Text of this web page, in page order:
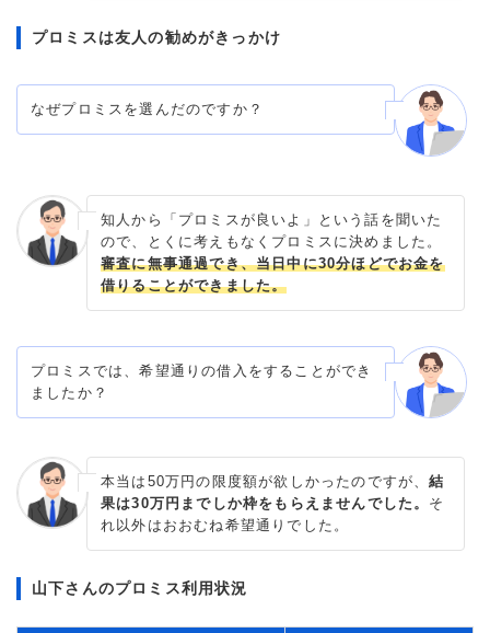
プロミスは友人の勧めがきっかけ
なぜプロミスを選んだのですか？
知人から「プロミスが良いよ」という話を聞いた
ので、とくに考えもなくプロミスに決めました。
審査に無事通過でき、当日中に30分ほどでお金を
借りることができました。
プロミスでは、希望通りの借入をすることができ
ましたか？
本当は50万円の限度額が欲しかったのですが、結
果は30万円までしか枠をもらえませんでした。 そ
れ以外はおおむね希望通りでした。
山下さんのプロミス利用状況